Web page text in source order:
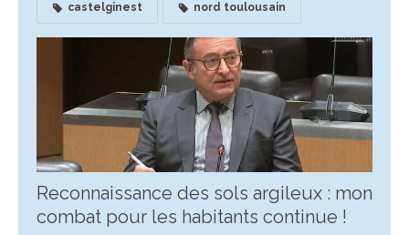
castelginest nord toulousain
Reconnaissance des sols argileux : mon
combat pour les habitants continue !